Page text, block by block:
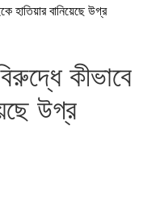
হাতিয়ার বানিয়েছে উগ্র
কীভাবে
উগ্র